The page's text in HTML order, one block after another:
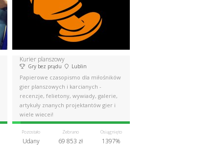
Kurier planszowy
Gry bez prądu Lublin
Papierowe czasopismo dla miłośników
gier planszowych i karcianych -
recenzje, felietony, wywiady, galerie,
artykuły znanych projektantów gier i
wiele więcej!
Pozostało
Udany
Zebrano
69 853 zł
Osiągnięto
1397%